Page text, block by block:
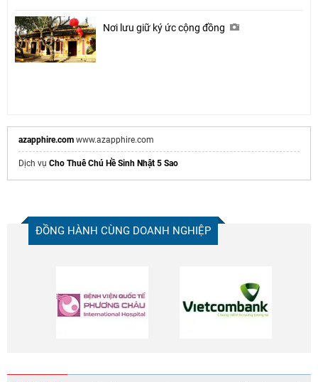
Nơi lưu giữ ký ức cộng đồng
azapphire.com www.azapphire.com
Dịch vụ Cho Thuê Chú Hề Sinh Nhật 5 Sao
ĐỒNG HÀNH CÙNG DOANH NGHIỆP